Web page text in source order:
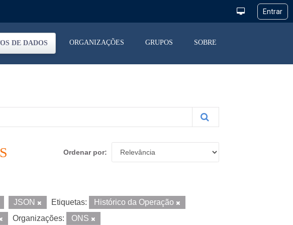
DE DADOS ORGANIZAÇÕES GRUPOS SOBRE
Ordenar por
JSON Etiquetas:
Histórico da Operação
Organizações: ONS